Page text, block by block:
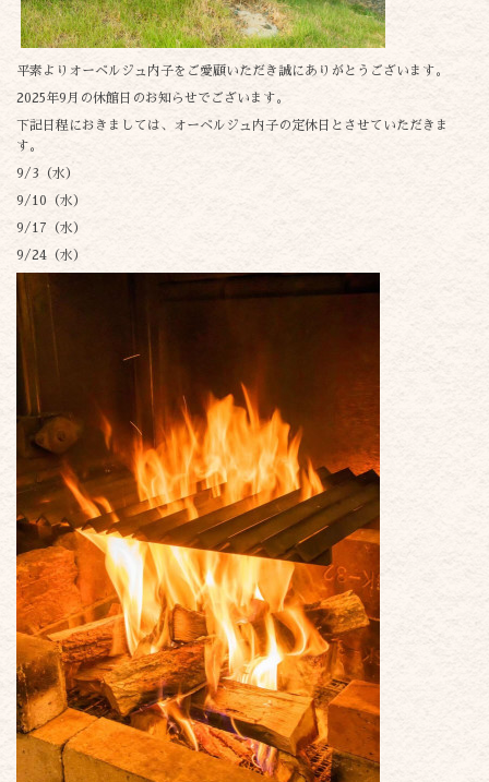
平素よりオーベルジュ内子をご愛顧いただき誠にありがとうございます。
2025年9月の休館日のお知らせでございます。
下記日程におきましては、オーベルジュ内子の定休日とさせていただきま
す。
9/3（水）
9/10（水）
9/17（水）
9/24（水）